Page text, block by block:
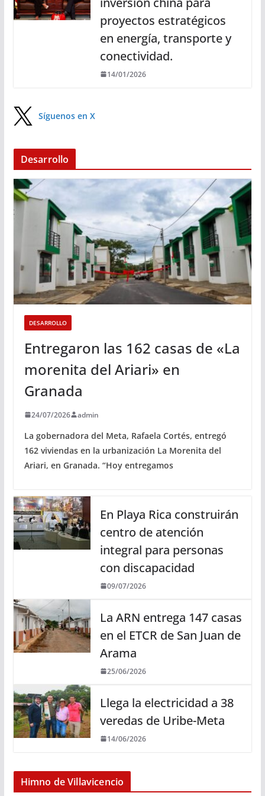
proyectos estratégicos
en energía, transporte y
conectividad.
14/01/2026
Síguenos en X
Desarrollo
DESARROLLO
Entregaron las 162 casas de «La
morenita del Ariari» en
Granada
24/07/2026 admin
La gobernadora del Meta, Rafaela Cortés, entregó
162 viviendas en la urbanización La Morenita del
Ariari, en Granada. “Hoy entregamos
En Playa Rica construirán
centro de atención
integral para personas
con discapacidad
09/07/2026
La ARN entrega 147 casas
en el ETCR de San Juan de
Arama
25/06/2026
Llega la electricidad a 38
veredas de Uribe-Meta
14/06/2026
Himno de Villavicencio